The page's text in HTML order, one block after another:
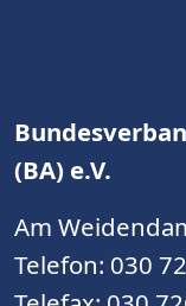
(BA) e.V.
Am
Telefon: 030